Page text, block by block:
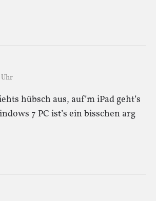
Uhr
hübsch aus, auf’m iPad geht’s
7 PC ist’s ein bisschen arg